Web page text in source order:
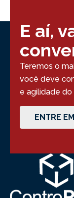
E aí,
Teremos o
você deve
e agilidade do
ENTRE